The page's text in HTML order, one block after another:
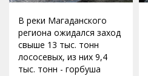
В реки Магаданского
региона ожидался заход
свыше 13 тыс. тонн
лососевых, из них 9,4
тыс. тонн - горбуша